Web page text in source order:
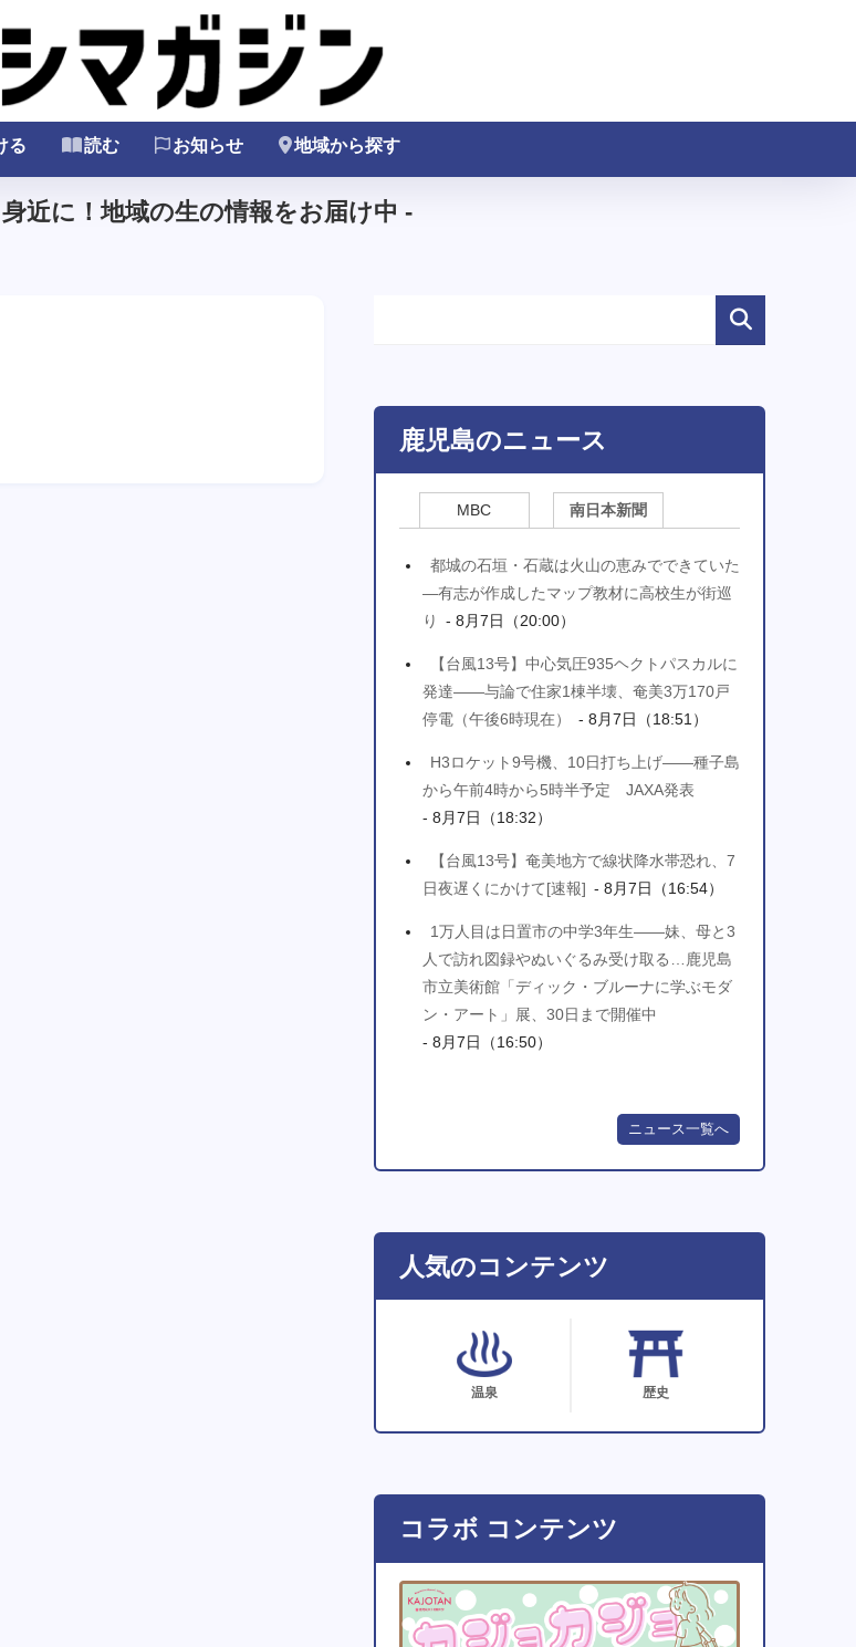
る 読む お知らせ 地域から探す
近に！地域の生の情報をお届け中 -
鹿児島のニュース
MBC 南日本新聞
都城の石垣・石蔵は火山の恵みでできていた
―有志が作成したマップ教材に高校生が街巡
り
- 8月7日（20:00）
【台風13号】中心気圧935ヘクトパスカルに
発達――与論で住家1棟半壊、奄美3万170戸
停電（午後6時現在）
- 8月7日（18:51）
H3ロケット9号機、10日打ち上げ――種子島
から午前4時から5時半予定 JAXA発表
- 8月7日（18:32）
【台風13号】奄美地方で線状降水帯恐れ、7
日夜遅くにかけて[速報] - 8月7日（16:54）
1万人目は日置市の中学3年生――妹、母と3
人で訪れ図録やぬいぐるみ受け取る…鹿児島
市立美術館「ディック・ブルーナに学ぶモダ
ン・アート」展、30日まで開催中
- 8月7日（16:50）
ニュース一覧へ
人気のコンテンツ
温泉 歴史
コラボ コンテンツ